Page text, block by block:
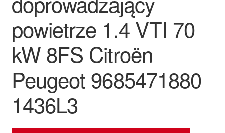
powietrze 1.4 VTI 70
kW 8FS Citroën
Peugeot 9685471880
1436L3